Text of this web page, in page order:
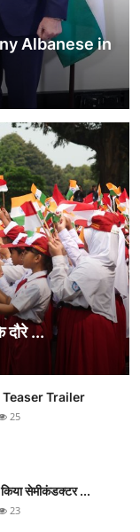
Albanese in
दौरे ...
Trailer
25
किया सेमीकंडक्टर ...
23